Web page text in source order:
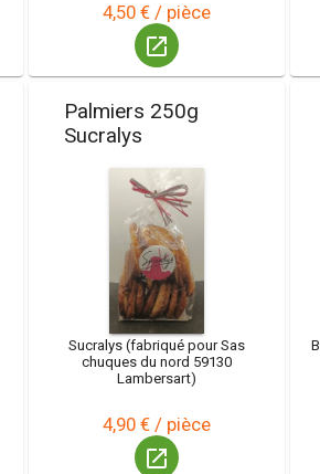
4,50 € / pièce
launch
Palmiers 250g
Sucralys
Sucralys (fabriqué pour Sas
chuques du nord 59130
Lambersart)
4,90 € / pièce
launch